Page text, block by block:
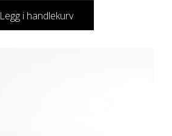
Legg i handlekurv